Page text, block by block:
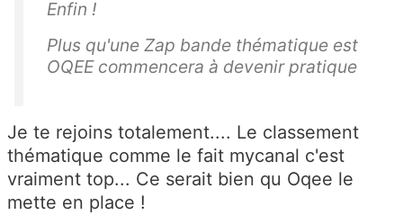
Enfin !
Plus qu'une Zap bande thématique est
OQEE commencera à devenir pratique
Je te rejoins totalement.... Le classement
thématique comme le fait mycanal c'est
vraiment top... Ce serait bien qu Oqee le
mette en place !